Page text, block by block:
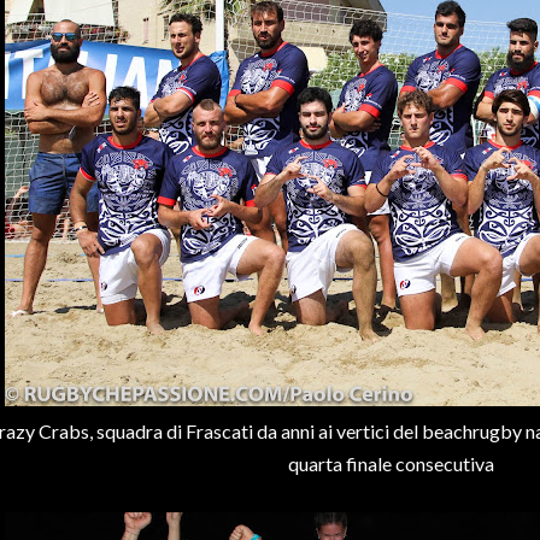
Crabs, squadra di Frascati da anni ai vertici del beachrugby
quarta finale consecutiva